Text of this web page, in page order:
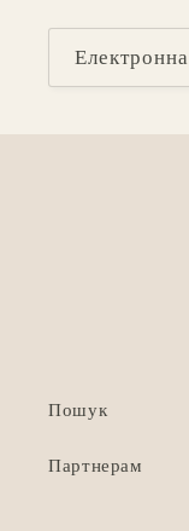
Пошук
Партнерам